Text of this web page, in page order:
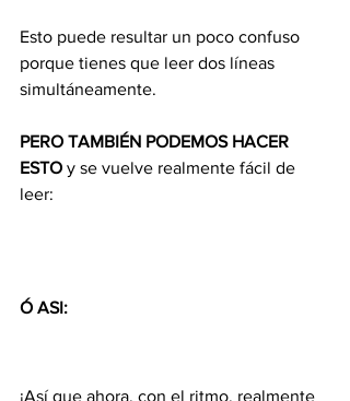
Esto puede resultar un poco confuso
porque tienes que leer dos líneas
simultáneamente.
PERO TAMBIÉN PODEMOS HACER
ESTO y se vuelve realmente fácil de
leer:
Ó ASI:
¡Así que ahora, con el ritmo, realmente